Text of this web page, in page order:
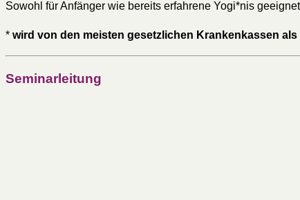
Sowohl für Anfänger wie bereits erfahrene Yogi*nis
* wird von den meisten gesetzlichen Krankenkassen
Seminarleitung